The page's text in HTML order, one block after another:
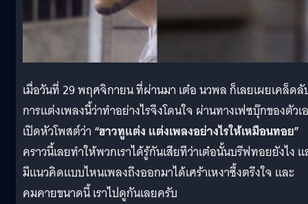
เมื่อวันที่ 29 พฤศจิกายน ที่ผ่านมา เต๋อ นวพล ก็เลยเผยเคล็ดลั
การแต่งเพลงนี้ว่าทำอย่างไรจึงโดนใจ ผ่านทางเฟซบุ๊กของตัวเ
เปิดหัวโพสต์ว่า “ฮาวทูแต่ง แต่งเพลงอย่างไรให้เหมือนทอย”
คราวนี้เลยทำให้พวกเราได้รู้กันเสียทีว่าเต๋อนั้นบรีฟทอยยังไง
มีแนวคิดแบบไหนเพลงถึงออกมาได้เศร้าเหงาซึ้งตรึงใจ และ
คมคายขนาดนี้ เราไปดูกันเลยครับ